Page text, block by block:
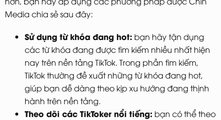
Media chia sẻ sau đây:
Sử dụng từ khóa đang hot: bạn hãy tận dụng
các từ khóa đang được tìm kiếm nhiều nhất hiện
nay trên nền tảng TikTok. Trong phần tìm kiếm,
TikTok thường đề xuất những từ khóa đang hot,
giúp bạn dễ dàng theo kịp xu hướng đang thịnh
hành trên nền tảng.
Theo dõi các TikToker nổi tiếng: bạn có thể theo